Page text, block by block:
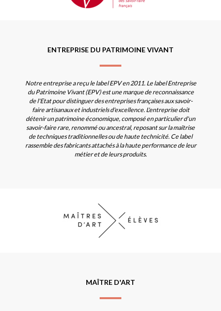
ENTREPRISE DU PATRIMOINE VIVANT
Notre entreprise a reçu le label EPV en 2011. Le label Entreprise
du Patrimoine Vivant (EPV) est une marque de reconnaissance
de l'Etat pour distinguer des entreprises françaises aux savoir-
faire artisanaux et industriels d'excellence. L'entreprise doit
détenir un patrimoine économique, composé en particulier d'un
savoir-faire rare, renommé ou ancestral, reposant sur la maîtrise
de techniques traditionnelles ou de haute technicité. Ce label
rassemble des fabricants attachés à la haute performance de leur
métier et de leurs produits.
MAÎTRE D'ART